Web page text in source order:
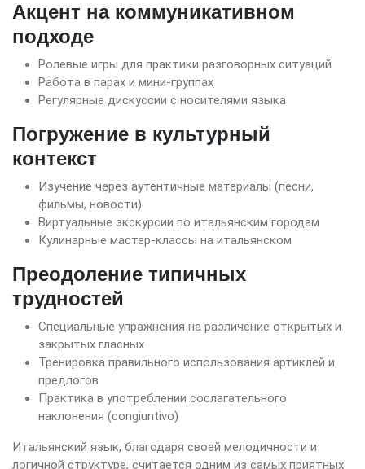
Акцент на коммуникативном
подходе
Ролевые игры для практики разговорных ситуаций
Работа в парах и мини-группах
Регулярные дискуссии с носителями языка
Погружение в культурный
контекст
Изучение через аутентичные материалы (песни,
фильмы, новости)
Виртуальные экскурсии по итальянским городам
Кулинарные мастер-классы на итальянском
Преодоление типичных
трудностей
Специальные упражнения на различение открытых и
закрытых гласных
Тренировка правильного использования артиклей и
предлогов
Практика в употреблении сослагательного
наклонения (congiuntivo)
Итальянский язык, благодаря своей мелодичности и
логичной структуре, считается одним из самых приятных